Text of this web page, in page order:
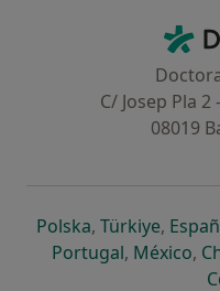
C/ Josep Pla
08019
Polskaabre num
, Türkiyeabre
,
Portugalabre num
, México,